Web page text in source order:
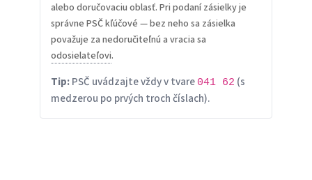
alebo doručovaciu oblasť. Pri podaní zásielky je
správne PSČ kľúčové — bez neho sa zásielka
považuje za nedoručiteľnú a vracia sa
odosielateľovi.
Tip:PSČ uvádzajte vždy v tvare 041 62 (s
medzerou po prvých troch číslach).